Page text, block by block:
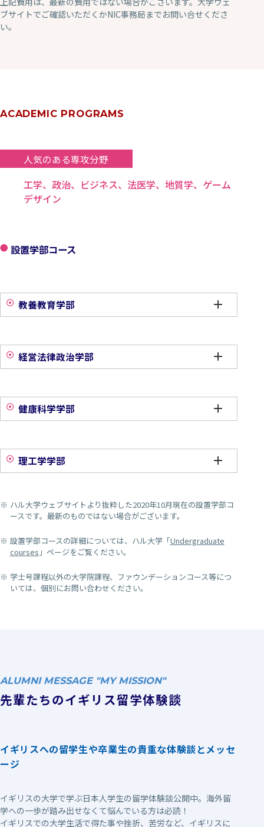
ブサイトでご確認いただくかNIC事務局までお問い合せくださ
い。
ACADEMIC PROGRAMS
人気のある専攻分野
工学、政治、ビジネス、法医学、地質学、ゲーム
デザイン
設置学部コース
教養教育学部
経営法律政治学部
健康科学学部
理工学学部
ハル大学ウェブサイトより抜粋した2020年10月現在の設置学部コ
ースです。最新のものではない場合がございます。
設置学部コースの詳細については、ハル大学「Undergraduate
courses 」ページをご覧ください。
学士号課程以外の大学院課程、ファウンデーションコース等につ
いては、個別にお問い合わせください。
ALUMNI MESSAGE "MY MISSION"
先輩たちのイギリス留学体験談
イギリスへの留学生や卒業生の貴重な体験談とメッセ
ージ
イギリスの大学で学ぶ日本人学生の留学体験談公開中。海外留
学への一歩が踏み出せなくて悩んでいる方は必読！
イギリスでの大学生活で得た事や挫折、苦労など、イギリスに